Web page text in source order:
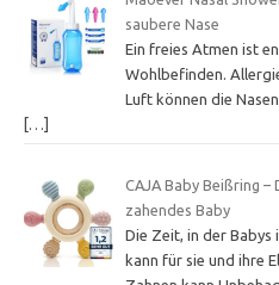
saubere Nase
Ein freies Atmen ist
Wohlbefinden.
Luft können die
[…]
CAJA Baby Beißring
zahendes Baby
Die Zeit, in der Babys
kann für sie und ihre